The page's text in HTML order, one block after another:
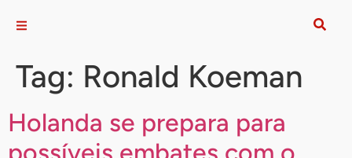
Tag: Ronald Koeman
Holanda se prepara para